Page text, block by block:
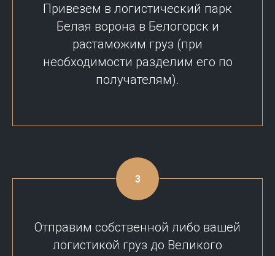
Привезем в логистический парк
Белая ворона в Белогорск и
растаможим груз (при
необходимости разделим его по
получателям).
Отправим собственной либо вашей
логистикой груз до Великого